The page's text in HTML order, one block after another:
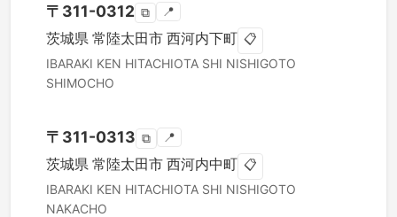
〒 311-0312 ⧉ 📍
茨城県 常陸太田市 西河内下町 📋
IBARAKI KEN HITACHIOTA SHI NISHIGOTO
SHIMOCHO
〒 311-0313 ⧉ 📍
茨城県 常陸太田市 西河内中町 📋
IBARAKI KEN HITACHIOTA SHI NISHIGOTO
NAKACHO